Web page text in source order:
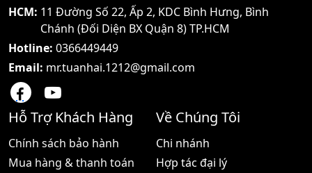
HCM: 11 Đường Số 22, Ấp 2, KDC Bình Hưng, Bình
Chánh (Đối Diện BX Quận 8) TP.HCM
Hotline: 0366449449
Email: mr.tuanhai.1212@gmail.com
Hỗ Trợ Khách Hàng
Chính sách bảo hành
Mua hàng & thanh toán
Về Chúng Tôi
Chi nhánh
Hợp tác đại lý